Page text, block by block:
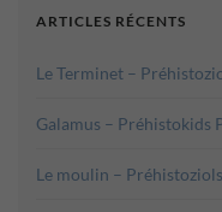
ARTICLES RÉCENTS
Le Terminet –
Galamus – Préhistokids
Le moulin –